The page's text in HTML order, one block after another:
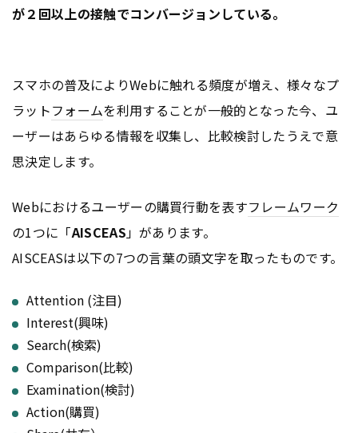
が２回以上の接触でコンバージョンしている。
スマホの普及によりWebに触れる頻度が増え、様々なプ
ラットフォームを利用することが一般的となった今、ユ
ーザーはあらゆる情報を収集し、比較検討したうえで意
思決定します。
Webにおけるユーザーの購買行動を表すフレームワーク
の1つに「AISCEAS」があります。
AISCEASは以下の7つの言葉の頭文字を取ったものです。
Attention (注目)
Interest(興味)
Search(検索)
Comparison(比較)
Examination(検討)
Action(購買)